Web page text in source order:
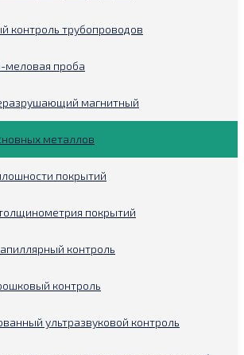
контроль трубопроводов
меловая проба
магнитный
металлов
покрытий
покрытий
контроль
контроль
ультразвуковой контроль